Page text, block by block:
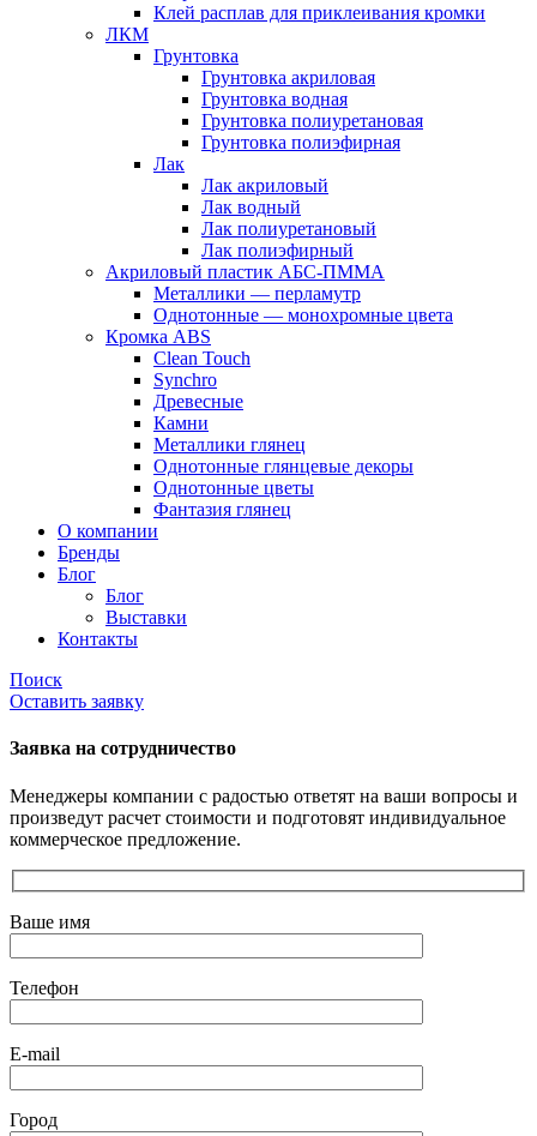
Клей расплав для приклеивания кромки
ЛКМ
Грунтовка
Грунтовка акриловая
Грунтовка водная
Грунтовка полиуретановая
Грунтовка полиэфирная
Лак
Лак акриловый
Лак водный
Лак полиуретановый
Лак полиэфирный
Акриловый пластик АБС-ПММА
Металлики — перламутр
Однотонные — монохромные цвета
Кромка ABS
Clean Touch
Synchro
Древесные
Камни
Металлики глянец
Однотонные глянцевые декоры
Однотонные цветы
Фантазия глянец
О компании
Бренды
Блог
Блог
Выставки
Контакты
Поиск
Оставить заявку
Заявка на сотрудничество
Менеджеры компании с радостью ответят на ваши вопросы и
произведут расчет стоимости и подготовят индивидуальное
коммерческое предложение.
Ваше имя
Телефон
E-mail
Город